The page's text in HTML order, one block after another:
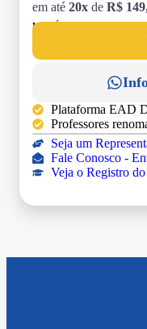
em até 20x de R$
MATRÍCULA:
Plataforma EAD
Professores
Seja um
Fale Conosco -
Veja o Registro